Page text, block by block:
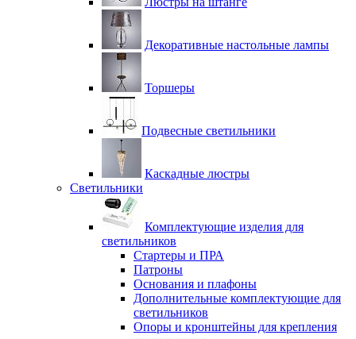
Декоративные настольные лампы
Торшеры
Подвесные светильники
Каскадные люстры
Светильники
Комплектующие изделия для
светильников
Стартеры и ПРА
Патроны
Основания и плафоны
Дополнительные комплектующие для
светильников
Опоры и кронштейны для крепления